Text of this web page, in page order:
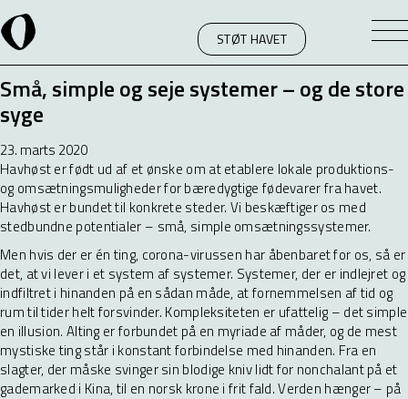
STØT HAVET
Små, simple og seje systemer – og de store
syge
23. marts 2020
Havhøst er født ud af et ønske om at etablere lokale produktions-
og omsætningsmuligheder for bæredygtige fødevarer fra havet.
Havhøst er bundet til konkrete steder. Vi beskæftiger os med
stedbundne potentialer – små, simple omsætningssystemer.
Men hvis der er én ting, corona-virussen har åbenbaret for os, så er
det, at vi lever i et system af systemer. Systemer, der er indlejret og
indfiltret i hinanden på en sådan måde, at fornemmelsen af tid og
rum til tider helt forsvinder. Kompleksiteten er ufattelig – det simple
en illusion. Alting er forbundet på en myriade af måder, og de mest
mystiske ting står i konstant forbindelse med hinanden. Fra en
slagter, der måske svinger sin blodige kniv lidt for nonchalant på et
gademarked i Kina, til en norsk krone i frit fald. Verden hænger – på